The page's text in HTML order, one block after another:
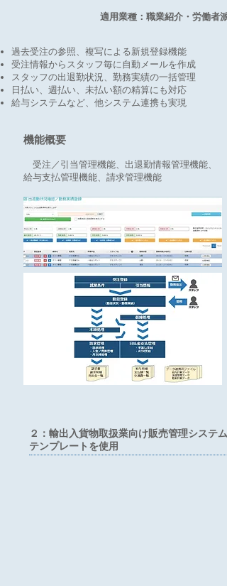
適用業種：職業紹介・労働者派
過去受注の参照、複写による新規登録機能
受注情報からスタッフ毎に自動メールを作成
スタッフの出退勤状況、勤務実績の一括管理
日払い、週払い、未払い額の精算にも対応
給与システムなど、他システム連携も実現
機能概要
受注／引当管理機能、出退勤情報管理機能、
給与支払管理機能、請求管理機能
２：輸出入貨物取扱業向け販売管理システム
テンプレートを使用